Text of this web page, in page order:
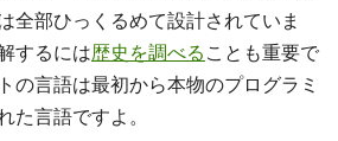
全部ひっくるめて設計されていま
するには歴史を調べる ことも重要で
の言語は最初から本物のプログラミ
た言語ですよ。